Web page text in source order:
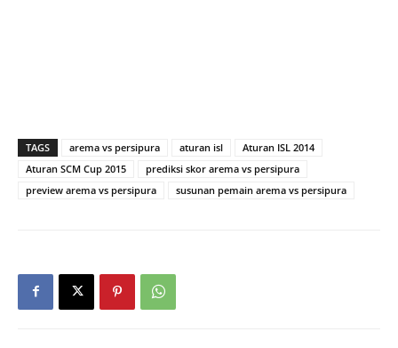
TAGS arema vs persipura aturan isl
Aturan ISL 2014
Aturan SCM Cup 2015
prediksi skor arema vs persipura
preview arema vs persipura
susunan pemain arema vs persipura